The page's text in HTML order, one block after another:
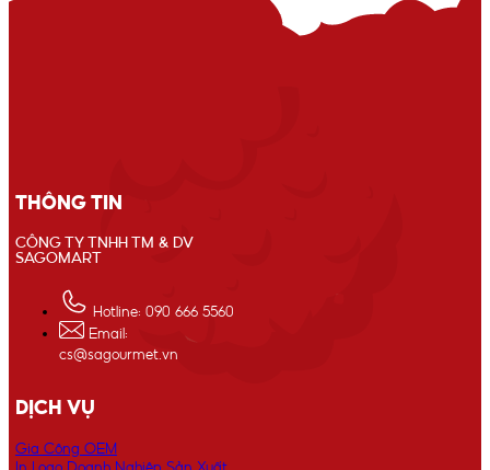
THÔNG TIN
CÔNG TY TNHH TM & DV
SAGOMART
Hotline: 090 666 5560
Email:
cs@sagourmet.vn
DỊCH VỤ
Gia Công OEM
In Logo Doanh Nghiệp Sản Xuất